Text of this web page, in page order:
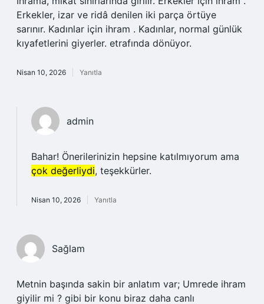
Erkekler, izar ve ridâ denilen iki parça örtüye
sarınır. Kadınlar için ihram . Kadınlar, normal günlük
kıyafetlerini giyerler. etrafında dönüyor.
Nisan 10, 2026 Yanıtla
admin
Bahar! Önerilerinizin hepsine katılmıyorum ama
çok değerliydi, teşekkürler.
Nisan 10, 2026 Yanıtla
Sağlam
Metnin başında sakin bir anlatım var; Umrede ihram
giyilir mi ? gibi bir konu biraz daha canlı